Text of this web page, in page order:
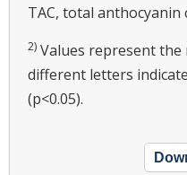
TAC, total anthocyanin
2) Values represent the
different letters
(p<0.05).